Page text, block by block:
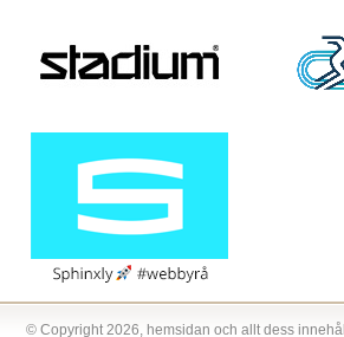
© Copyright 2026, hemsidan och allt dess innehåll